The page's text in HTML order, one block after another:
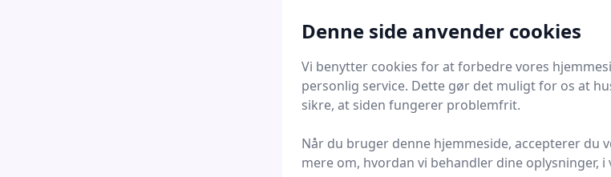
Quick look
Neglebåndssaks, Guld
Proshave Bedste pris
Mat
Denne side anvender cookies
Vi benytter cookies for at forbedre vores
personlig service. Dette gør det muligt for os at
sikre, at siden fungerer problemfrit.
Når du bruger denne hjemmeside, accepterer du
mere om, hvordan vi behandler dine oplysninger,